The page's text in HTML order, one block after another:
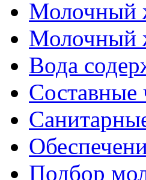
Молочный
Молочный
Вода
Составные
Подбор